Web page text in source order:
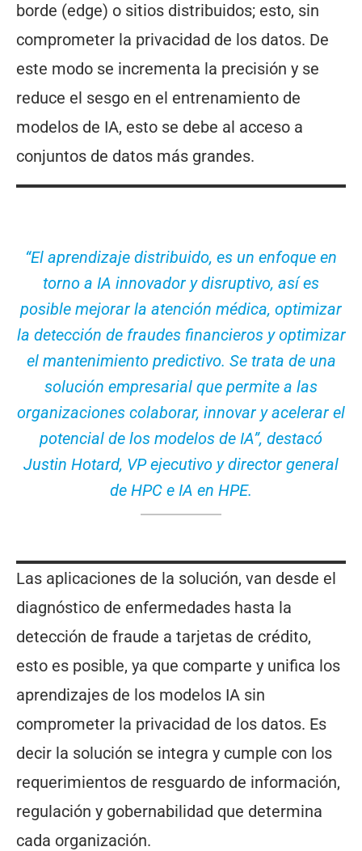
borde (edge) o sitios distribuidos; esto, sin
comprometer la privacidad de los datos. De
este modo se incrementa la precisión y se
reduce el sesgo en el entrenamiento de
modelos de IA, esto se debe al acceso a
conjuntos de datos más grandes.
“El aprendizaje distribuido, es un enfoque en
torno a IA innovador y disruptivo, así es
posible mejorar la atención médica, optimizar
la detección de fraudes financieros y optimizar
el mantenimiento predictivo. Se trata de una
solución empresarial que permite a las
organizaciones colaborar, innovar y acelerar el
potencial de los modelos de IA”, destacó
Justin Hotard, VP ejecutivo y director general
de HPC e IA en HPE.
Las aplicaciones de la solución, van desde el
diagnóstico de enfermedades hasta la
detección de fraude a tarjetas de crédito,
esto es posible, ya que comparte y unifica los
aprendizajes de los modelos IA sin
comprometer la privacidad de los datos. Es
decir la solución se integra y cumple con los
requerimientos de resguardo de información,
regulación y gobernabilidad que determina
cada organización.